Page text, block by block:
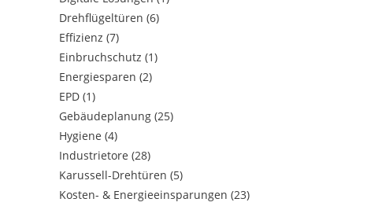
Drehflügeltüren(6)
Effizienz(7)
Einbruchschutz(1)
Energiesparen(2)
EPD(1)
Gebäudeplanung(25)
Hygiene(4)
Industrietore(28)
Karussell-Drehtüren(5)
Kosten- & Energieeinsparungen(23)